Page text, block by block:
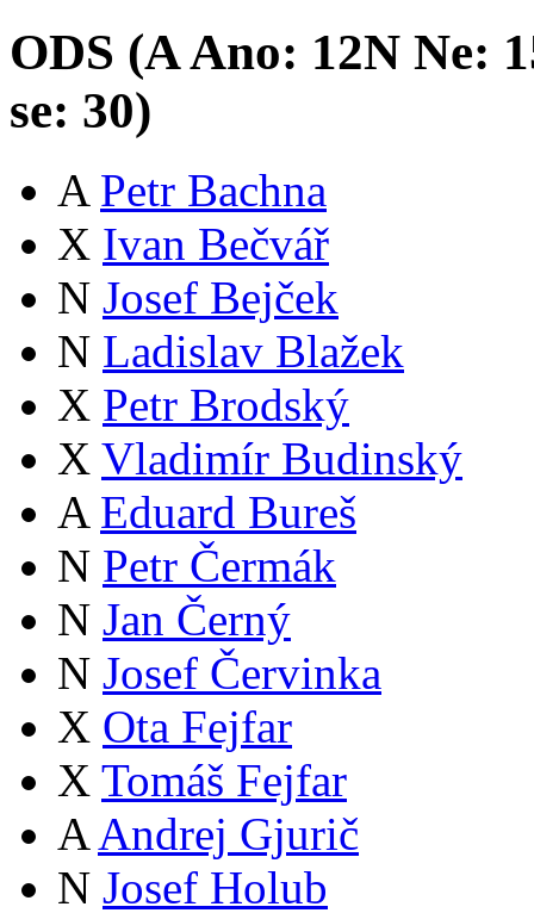
ODS (AAno: 12N Ne:
se: 30)
A Petr Bachna
X Ivan Bečvář
N Josef Bejček
N Ladislav Blažek
X Petr Brodský
X Vladimír Budinský
A Eduard Bureš
N Petr Čermák
N Jan Černý
N Josef Červinka
X Ota Fejfar
X Tomáš Fejfar
A Andrej Gjurič
N Josef Holub